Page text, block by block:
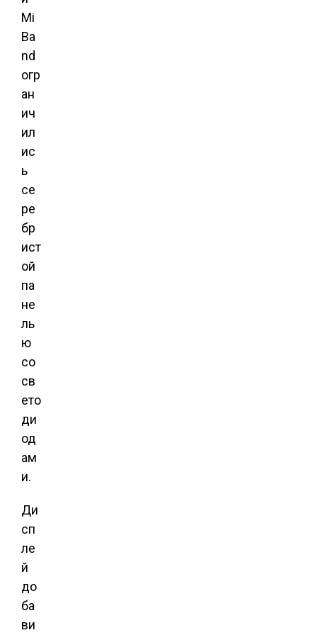
Mi
Ba
nd
огр
ан
ич
ил
ис
ь
се
ре
бр
ист
ой
па
не
ль
ю
со
св
ето
ди
од
ам
и.
Ди
сп
ле
й
до
ба
ви